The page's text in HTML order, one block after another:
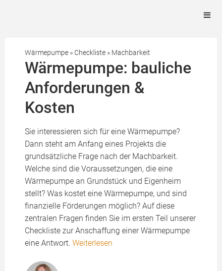
Wärmepumpe » Checkliste » Machbarkeit
Wärmepumpe: bauliche
Anforderungen &
Kosten
Sie interessieren sich für eine Wärmepumpe?
Dann steht am Anfang eines Projekts die
grundsätzliche Frage nach der Machbarkeit.
Welche sind die Voraussetzungen, die eine
Wärmepumpe an Grundstück und Eigenheim
stellt? Was kostet eine Wärmepumpe, und sind
finanzielle Förderungen möglich? Auf diese
zentralen Fragen finden Sie im ersten Teil unserer
Checkliste zur Anschaffung einer Wärmepumpe
eine Antwort. Weiterlesen